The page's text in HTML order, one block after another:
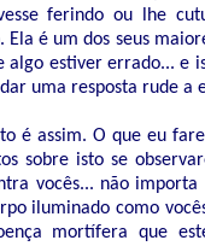
ferindo ou lhe
é um dos seus
algo estiver errado... e
uma resposta rude a
é assim. O que eu
sobre isto se
vocês... não
iluminado como
mortífera que